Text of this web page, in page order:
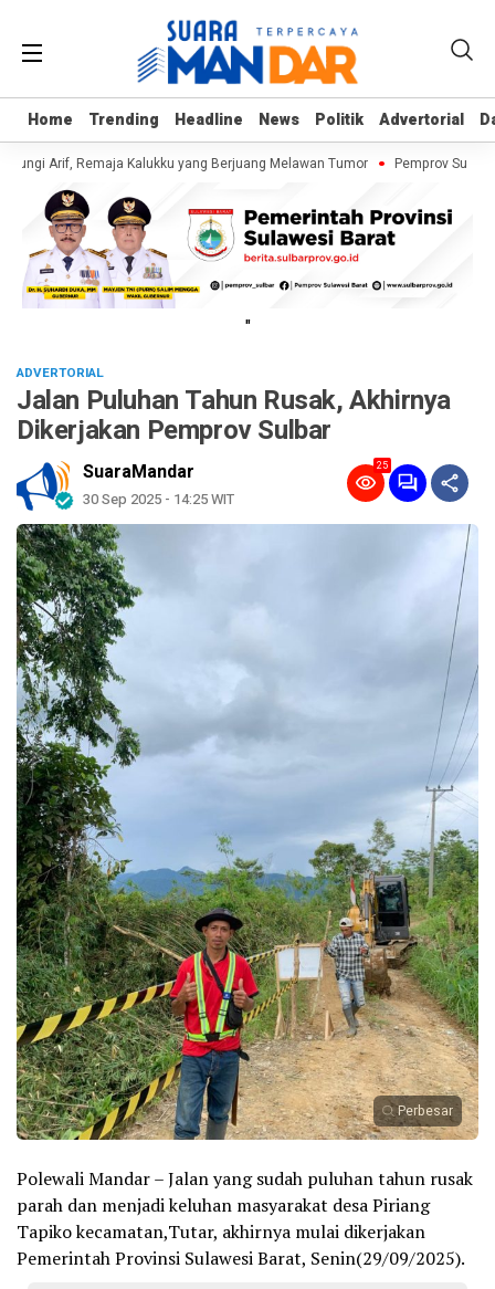
Home Trending Headline News Politik Advertorial
Home Trending Headline News Politik Advertorial
Arif, Remaja Kalukku yang Berjuang Melawan Tumor Pemprov Sulbar
"
ADVERTORIAL
Jalan Puluhan Tahun Rusak, Akhirnya
Dikerjakan Pemprov Sulbar
SuaraMandar
30 Sep 2025 - 14:25 WIT
25
Perbesar
Polewali Mandar – Jalan yang sudah puluhan tahun rusak
parah dan menjadi keluhan masyarakat desa Piriang
Tapiko kecamatan,Tutar, akhirnya mulai dikerjakan
Pemerintah Provinsi Sulawesi Barat, Senin(29/09/2025).